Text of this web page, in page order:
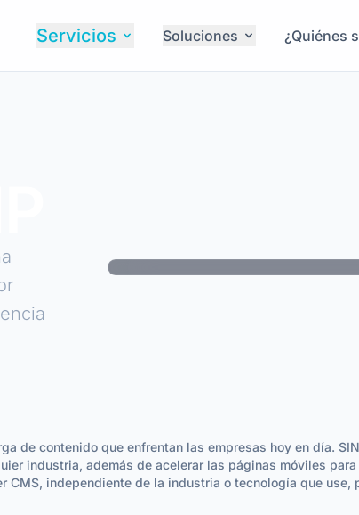
Servicios Soluciones ¿Quiénes
de contenido que enfrentan las empresas hoy en día.
industria, además de acelerar las páginas móviles
CMS, independiente de la industria o tecnología que